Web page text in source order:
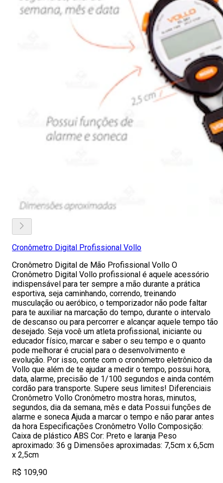
Cronômetro Digital Profissional Vollo
Cronômetro Digital de Mão Profissional Vollo O
Cronômetro Digital Vollo profissional é aquele acessório
indispensável para ter sempre a mão durante a prática
esportiva, seja caminhando, correndo, treinando
musculação ou aeróbico, o temporizador não pode faltar
para te auxiliar na marcação do tempo, durante o intervalo
de descanso ou para percorrer e alcançar aquele tempo tão
desejado. Seja você um atleta profissional, iniciante ou
educador físico, marcar e saber o seu tempo e o quanto
pode melhorar é crucial para o desenvolvimento e
evolução. Por isso, conte com o cronômetro eletrônico da
Vollo que além de te ajudar a medir o tempo, possui hora,
data, alarme, precisão de 1/100 segundos e ainda contém
cordão para transporte. Supere seus limites! Diferenciais
Cronômetro Vollo Cronômetro mostra horas, minutos,
segundos, dia da semana, mês e data Possui funções de
alarme e soneca Ajuda a marcar o tempo e não parar antes
da hora Especificações Cronômetro Vollo Composição:
Caixa de plástico ABS Cor: Preto e laranja Peso
aproximado: 36 g Dimensões aproximadas: 7,5cm x 6,5cm
x 2,5cm
R$ 109,90